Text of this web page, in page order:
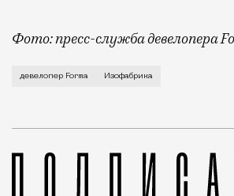
Фото: пресс-служба девелопера
Корпус скульптуры и лепки
девелопер Forma Изофабрика